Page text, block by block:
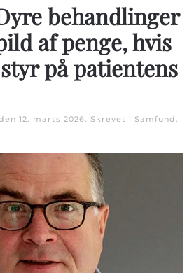
behandlinger
af penge, hvis
på patientens
12. marts 2026 . Skrevet i Samfund